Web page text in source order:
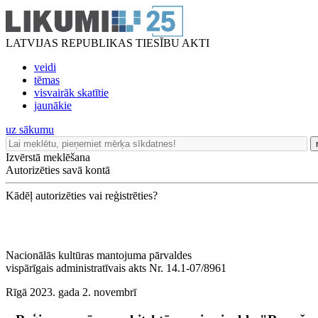
LATVIJAS REPUBLIKAS TIESĪBU AKTI
veidi
tēmas
visvairāk skatītie
jaunākie
uz sākumu
Izvērstā meklēšana
Autorizēties savā kontā
Kādēļ autorizēties vai reģistrēties?
Nacionālās kultūras mantojuma pārvaldes
vispārīgais administratīvais akts Nr. 14.1-07/8961
Rīgā 2023. gada 2. novembrī